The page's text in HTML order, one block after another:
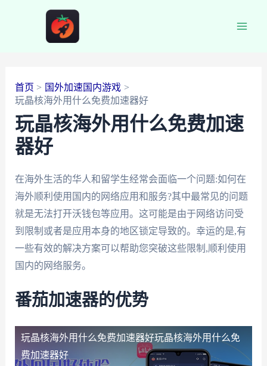
首页
国外加速国内游戏
玩晶核海外用什么免费加速器好
玩晶核海外用什么免费加速
器好
在海外生活的华人和留学生经常会面临一个问题:如何在
海外顺利使用国内的网络应用和服务?其中最常见的问题
就是无法打开沃钱包等应用。这可能是由于网络访问受
到限制或者是应用本身的地区锁定导致的。幸运的是,有
一些有效的解决方案可以帮助您突破这些限制,顺利使用
国内的网络服务。
番茄加速器的优势
玩晶核海外用什么免费加速器好玩晶核海外用什么免
费加速器好